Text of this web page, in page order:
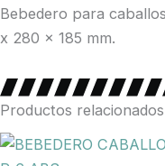
Bebedero para
x 280 x 185 mm.
Productos relacionados